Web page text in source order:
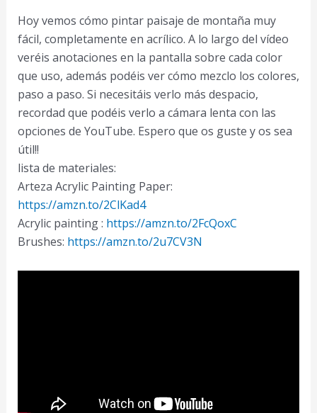
Hoy vemos cómo pintar paisaje de montaña muy
fácil, completamente en acrílico. A lo largo del vídeo
veréis anotaciones en la pantalla sobre cada color
que uso, además podéis ver cómo mezclo los colores,
paso a paso. Si necesitáis verlo más despacio,
recordad que podéis verlo a cámara lenta con las
opciones de YouTube. Espero que os guste y os sea
útil!!
lista de materiales:
Arteza Acrylic Painting Paper:
https://amzn.to/2ClKad4
Acrylic painting : https://amzn.to/2FcQoxC
Brushes: https://amzn.to/2u7CV3N